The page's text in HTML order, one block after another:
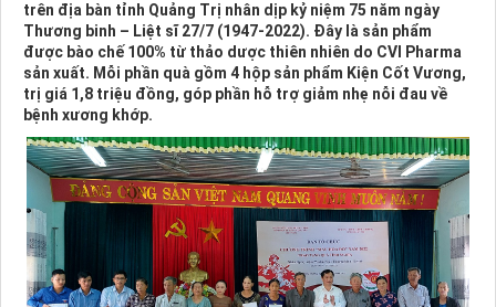
trên địa bàn tỉnh Quảng Trị nhân dịp kỷ niệm 75 năm ngày
Thương binh – Liệt sĩ 27/7 (1947-2022). Đây là sản phẩm
được bào chế 100% từ thảo dược thiên nhiên do CVI Pharma
sản xuất. Mỗi phần quà gồm 4 hộp sản phẩm Kiện Cốt Vương,
trị giá 1,8 triệu đồng, góp phần hỗ trợ giảm nhẹ nỗi đau về
bệnh xương khớp.